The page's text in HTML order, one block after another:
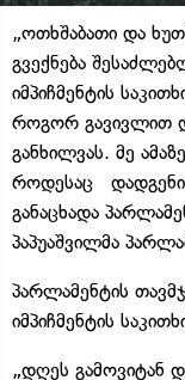
„ოთხშაბათი და
გვექნება
იმპიჩმენტის
როგორ გავივლით
განხილვას. მე
როდესაც
განაცხადა
პაპუაშვილმა
პარლამენტის
იმპიჩმენტის
„დღეს გამოვიტან